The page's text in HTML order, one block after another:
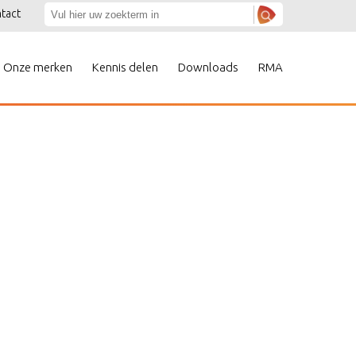
Onze merken Kennis delen Downloads RMA